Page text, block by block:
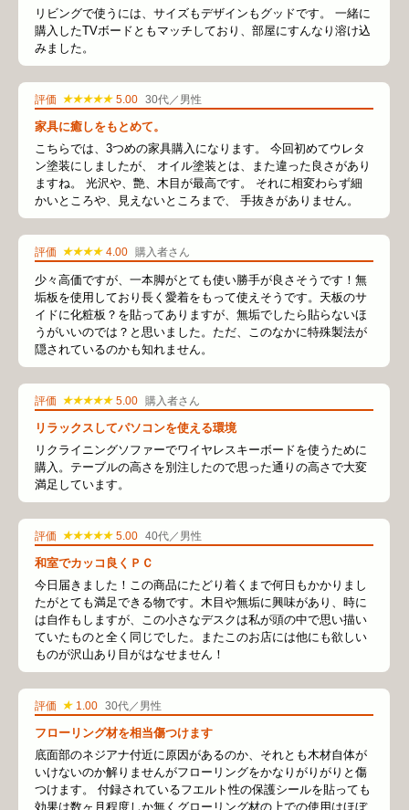
リビングで使うには、サイズもデザインもグッドです。 一緒に
購入したTVボードともマッチしており、部屋にすんなり溶け込
みました。
評価 ★★★★★ 5.00 30代／男性
家具に癒しをもとめて。
こちらでは、3つめの家具購入になります。 今回初めてウレタ
ン塗装にしましたが、 オイル塗装とは、また違った良さがあり
ますね。 光沢や、艶、木目が最高です。 それに相変わらず細
かいところや、見えないところまで、 手抜きがありません。
評価 ★★★★ 4.00 購入者さん
少々高価ですが、一本脚がとても使い勝手が良さそうです！無
垢板を使用しており長く愛着をもって使えそうです。天板のサ
イドに化粧板？を貼ってありますが、無垢でしたら貼らないほ
うがいいのでは？と思いました。ただ、このなかに特殊製法が
隠されているのかも知れません。
評価 ★★★★★ 5.00 購入者さん
リラックスしてパソコンを使える環境
リクライニングソファーでワイヤレスキーボードを使うために
購入。テーブルの高さを別注したので思った通りの高さで大変
満足しています。
評価 ★★★★★ 5.00 40代／男性
和室でカッコ良くＰＣ
今日届きました！この商品にたどり着くまで何日もかかりまし
たがとても満足できる物です。木目や無垢に興味があり、時に
は自作もしますが、この小さなデスクは私が頭の中で思い描い
ていたものと全く同じでした。またこのお店には他にも欲しい
ものが沢山あり目がはなせません！
評価 ★ 1.00 30代／男性
フローリング材を相当傷つけます
底面部のネジアナ付近に原因があるのか、それとも木材自体が
いけないのか解りませんがフローリングをかなりがりがりと傷
つけます。 付録されているフエルト性の保護シールを貼っても
効果は数ヶ月程度しか無くグローリング材の上での使用はほぼ